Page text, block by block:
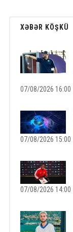
XƏBƏR KÖŞKÜ
07/08/2026 16:00
07/08/2026 15:00
07/08/2026 14:00